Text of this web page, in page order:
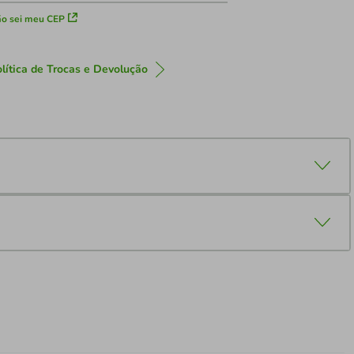
sei meu CEP
de Trocas e Devolução